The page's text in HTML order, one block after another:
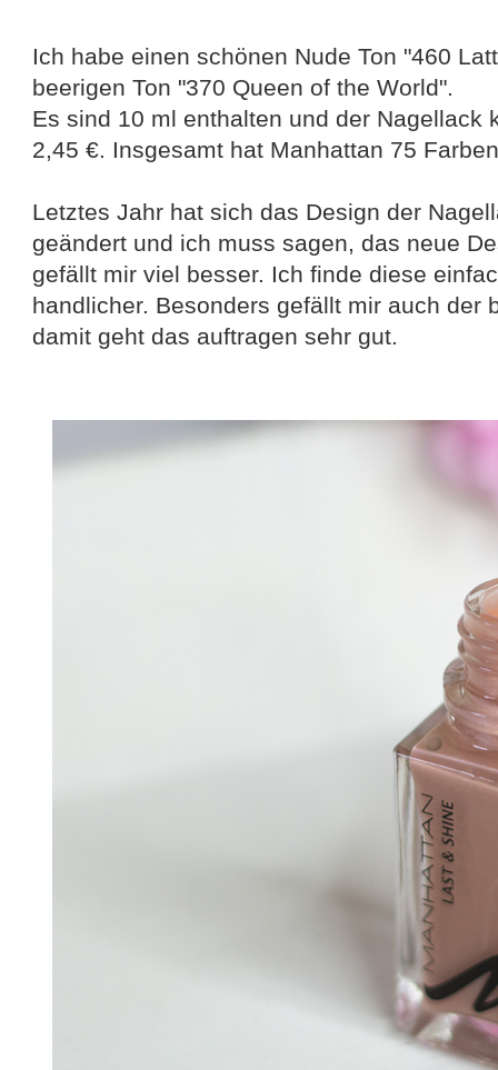
Ich habe einen schönen Nude Ton "460
beerigen Ton "370 Queen of the World".
Es sind 10 ml enthalten und der Nagellack
2,45 €. Insgesamt hat Manhattan 75
Letztes Jahr hat sich das Design der
geändert und ich muss sagen, das neue
gefällt mir viel besser. Ich finde diese
handlicher. Besonders gefällt mir auch der
damit geht das auftragen sehr gut.